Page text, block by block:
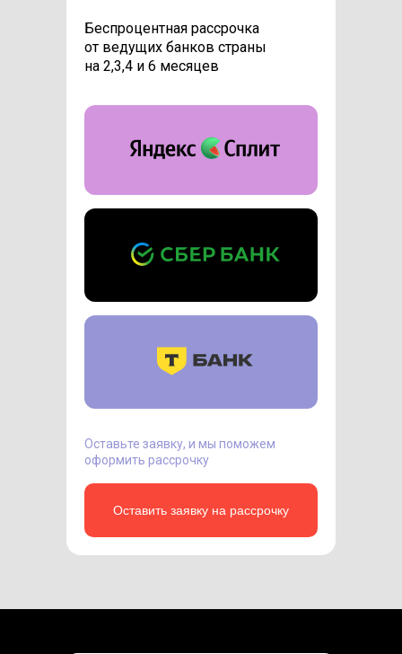
Оставьте заявку, и мы поможем
оформить рассрочку
Беспроцентная рассрочка
от ведущих банков страны
на 2,3,4 и 6 месяцев
Оставить заявку на рассрочку